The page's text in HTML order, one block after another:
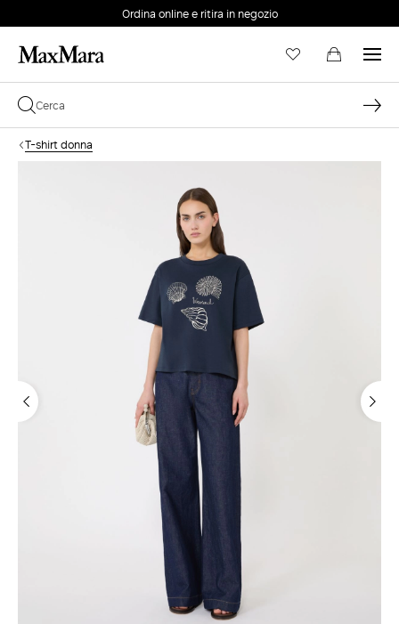
Ordina online e ritira in negozio
T-shirt donna
Password dimenticata?
ACCEDI
ACCEDI CON GOOGLE
ACCEDI CON FACEBOOK
Non hai un account?